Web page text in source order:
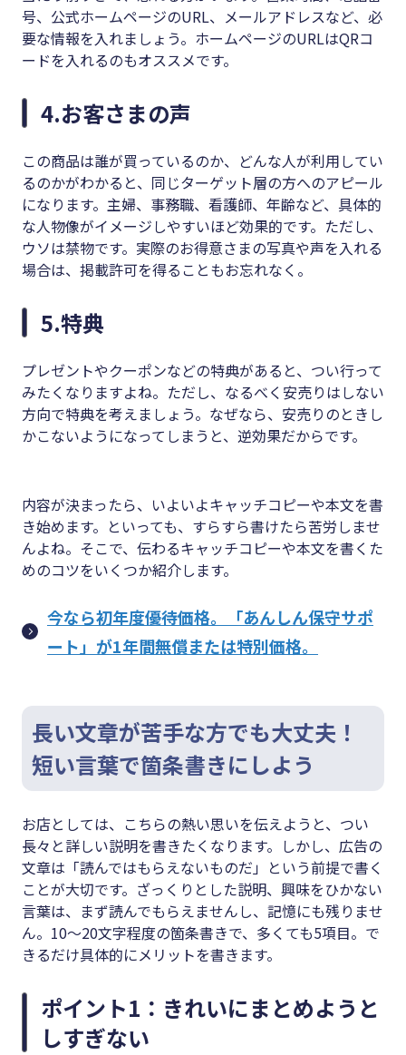
号、公式ホームページのURL、メールアドレスなど、必
要な情報を入れましょう。ホームページのURLはQRコ
ードを入れるのもオススメです。
4.お客さまの声
この商品は誰が買っているのか、どんな人が利用してい
るのかがわかると、同じターゲット層の方へのアピール
になります。主婦、事務職、看護師、年齢など、具体的
な人物像がイメージしやすいほど効果的です。ただし、
ウソは禁物です。実際のお得意さまの写真や声を入れる
場合は、掲載許可を得ることもお忘れなく。
5.特典
プレゼントやクーポンなどの特典があると、つい行って
みたくなりますよね。ただし、なるべく安売りはしない
方向で特典を考えましょう。なぜなら、安売りのときし
かこないようになってしまうと、逆効果だからです。
内容が決まったら、いよいよキャッチコピーや本文を書
き始めます。といっても、すらすら書けたら苦労しませ
んよね。そこで、伝わるキャッチコピーや本文を書くた
めのコツをいくつか紹介します。
今なら初年度優待価格。「あんしん保守サポ
ート」が1年間無償または特別価格。
長い文章が苦手な方でも大丈夫！
短い言葉で箇条書きにしよう
お店としては、こちらの熱い思いを伝えようと、つい
長々と詳しい説明を書きたくなります。しかし、広告の
文章は「読んではもらえないものだ」という前提で書く
ことが大切です。ざっくりとした説明、興味をひかない
言葉は、まず読んでもらえませんし、記憶にも残りませ
ん。10～20文字程度の箇条書きで、多くても5項目。で
きるだけ具体的にメリットを書きます。
ポイント1：きれいにまとめようと
しすぎない